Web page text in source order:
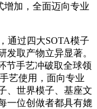
增加，全面迈向专业
通过四大SOTA模子
发取产物立异显著。
节手艺冲破取全球领
艺使用，面向专业
、世界模子、基座文
一位创做者都具有媲